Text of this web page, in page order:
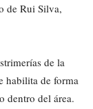
de Rui Silva,
de la
habilita de forma
dentro del área.